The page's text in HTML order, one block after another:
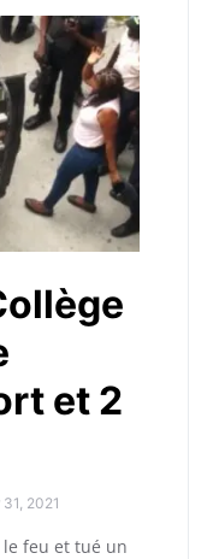
et 2
2021
feu et tué un